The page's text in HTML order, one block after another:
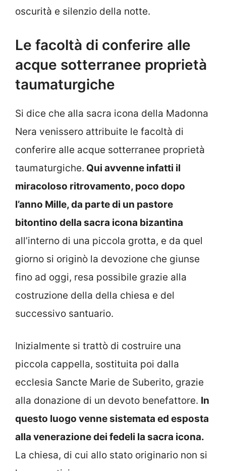
oscurità e silenzio della notte.
Le facoltà di conferire alle
acque sotterranee proprietà
taumaturgiche
Si dice che alla sacra icona della Madonna
Nera venissero attribuite le facoltà di
conferire alle acque sotterranee proprietà
taumaturgiche. Qui avvenne infatti il
miracoloso ritrovamento, poco dopo
l’anno Mille, da parte di un pastore
bitontino della sacra icona bizantina
all’interno di una piccola grotta, e da quel
giorno si originò la devozione che giunse
fino ad oggi, resa possibile grazie alla
costruzione della della chiesa e del
successivo santuario.
Inizialmente si trattò di costruire una
piccola cappella, sostituita poi dalla
ecclesia Sancte Marie de Suberito, grazie
alla donazione di un devoto benefattore. In
questo luogo venne sistemata ed esposta
alla venerazione dei fedeli la sacra icona.
La chiesa, di cui allo stato originario non si